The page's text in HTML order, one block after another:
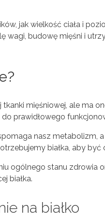
jak wielkość ciała i
wagi, budowę mięśni i
mięśniowej, ale ma
prawidłowego
nasz metabolizm,
białka, aby
ogólnego stanu zdrowia
białka.
na białko